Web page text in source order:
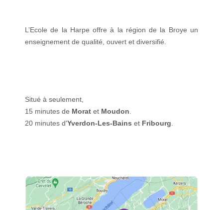
L’Ecole de la Harpe offre à la région de la Broye un
enseignement de qualité, ouvert et diversifié.
Situé à seulement,
15 minutes de Morat et Moudon
20 minutes d'Yverdon-Les-Bains et Fribourg